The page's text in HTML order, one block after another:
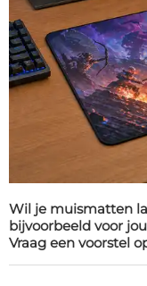
Wil je muismatten
bijvoorbeeld voor
Vraag een voorstel